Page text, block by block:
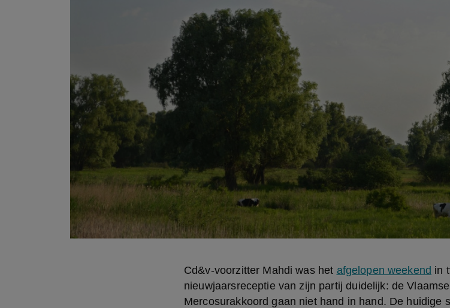
Cd&v-voorzitter Mahdi was het afgelopen weekend in
nieuwjaarsreceptie van zijn partij duidelijk: de
Mercosurakkoord gaan niet hand in hand. De huidige